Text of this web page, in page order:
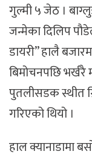
गुल्मी ५ जेठ ।
जन्मेका दिलिप
डायरी” हालै
बिमोचनपछि भर्खरै
पुतलीसडक स्थीत
गरिएको थियो ।
हाल क्यानाडामा